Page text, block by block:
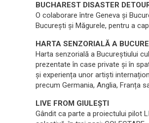
BUCHAREST DISASTER
O colaborare între Geneva și
Bucureşti şi Măgurele, pentru a
HARTA SENZORIALĂ A
Harta senzorială a Bucureștiului
prezentate în case private și în
și experiența unor artiști
precum Germania, Anglia, Franța
LIVE FROM GIULEȘTI
Gândit ca parte a proiectului pilot